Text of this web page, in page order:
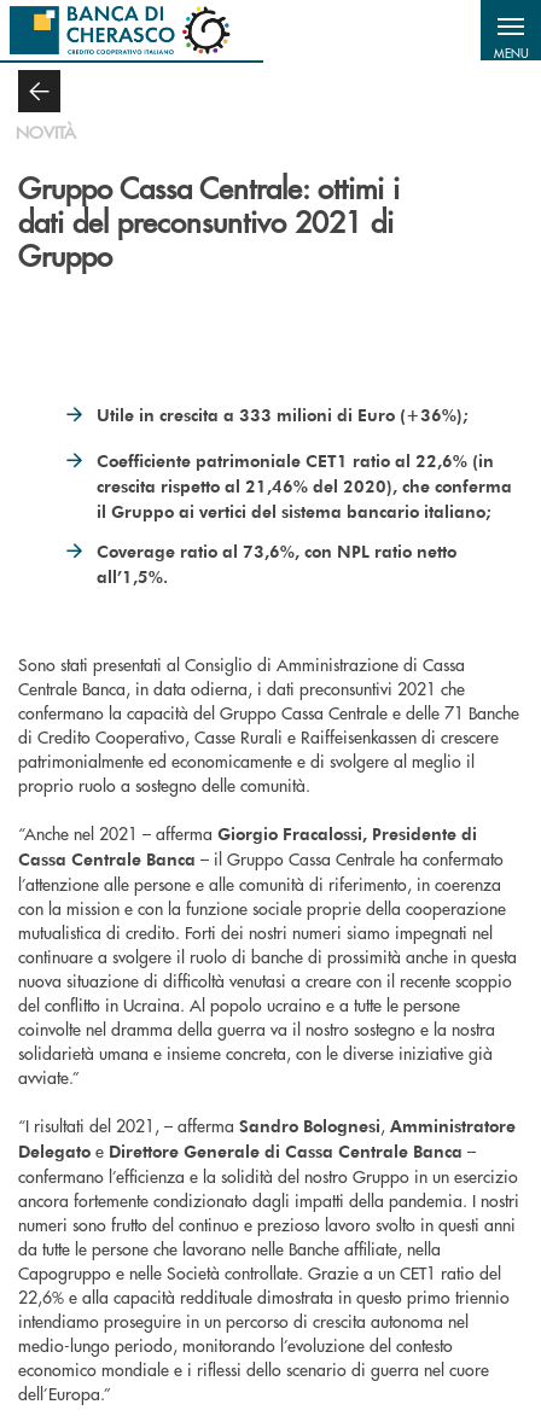
Salta al contenuto principale
MENU
NOVITÀ
Gruppo Cassa Centrale: ottimi i
dati del preconsuntivo 2021 di
Gruppo
Utile in crescita a 333 milioni di Euro (+36%);
Coefficiente patrimoniale CET1 ratio al 22,6% (in
crescita rispetto al 21,46% del 2020), che conferma
il Gruppo ai vertici del sistema bancario italiano;
Coverage ratio al 73,6%, con NPL ratio netto
all’1,5%.
Sono stati presentati al Consiglio di Amministrazione di Cassa
Centrale Banca, in data odierna, i dati preconsuntivi 2021 che
confermano la capacità del Gruppo Cassa Centrale e delle 71 Banche
di Credito Cooperativo, Casse Rurali e Raiffeisenkassen di crescere
patrimonialmente ed economicamente e di svolgere al meglio il
proprio ruolo a sostegno delle comunità.
“Anche nel 2021 – afferma Giorgio Fracalossi, Presidente di
Cassa Centrale Banca – il Gruppo Cassa Centrale ha confermato
l’attenzione alle persone e alle comunità di riferimento, in coerenza
con la mission e con la funzione sociale proprie della cooperazione
mutualistica di credito. Forti dei nostri numeri siamo impegnati nel
continuare a svolgere il ruolo di banche di prossimità anche in questa
nuova situazione di difficoltà venutasi a creare con il recente scoppio
del conflitto in Ucraina. Al popolo ucraino e a tutte le persone
coinvolte nel dramma della guerra va il nostro sostegno e la nostra
solidarietà umana e insieme concreta, con le diverse iniziative già
avviate.”
“I risultati del 2021, – afferma Sandro Bolognesi, Amministratore
Delegato e Direttore Generale di Cassa Centrale Banca –
confermano l’efficienza e la solidità del nostro Gruppo in un esercizio
ancora fortemente condizionato dagli impatti della pandemia. I nostri
numeri sono frutto del continuo e prezioso lavoro svolto in questi anni
da tutte le persone che lavorano nelle Banche affiliate, nella
Capogruppo e nelle Società controllate. Grazie a un CET1 ratio del
22,6% e alla capacità reddituale dimostrata in questo primo triennio
intendiamo proseguire in un percorso di crescita autonoma nel
medio-lungo periodo, monitorando l’evoluzione del contesto
economico mondiale e i riflessi dello scenario di guerra nel cuore
dell’Europa.”